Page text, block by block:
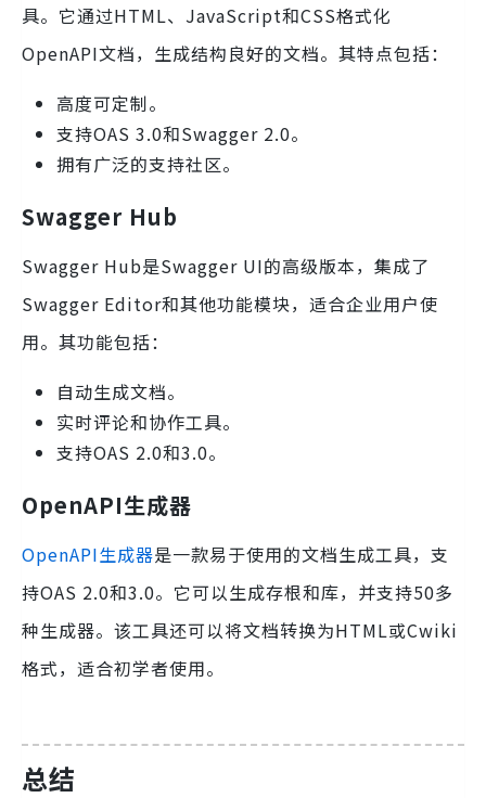
具。它通过HTML、JavaScript和CSS格式化
OpenAPI文档，生成结构良好的文档。其特点包括：
高度可定制。
支持OAS 3.0和Swagger 2.0。
拥有广泛的支持社区。
Swagger Hub
Swagger Hub是Swagger UI的高级版本，集成了
Swagger Editor和其他功能模块，适合企业用户使
用。其功能包括：
自动生成文档。
实时评论和协作工具。
支持OAS 2.0和3.0。
OpenAPI生成器
OpenAPI生成器是一款易于使用的文档生成工具，支
持OAS 2.0和3.0。它可以生成存根和库，并支持50多
种生成器。该工具还可以将文档转换为HTML或Cwiki
格式，适合初学者使用。
总结